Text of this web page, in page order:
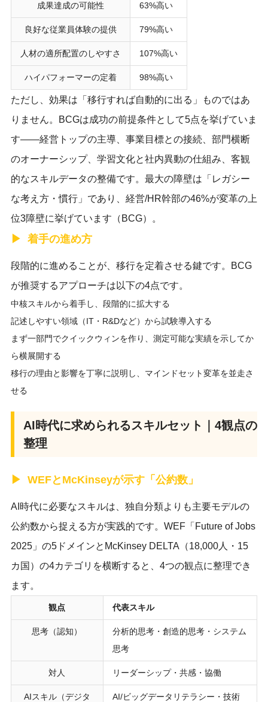
成果達成の可能性 63%高い
良好な従業員体験の提供 79%高い
人材の適所配置のしやすさ 107%高い
ハイパフォーマーの定着 98%高い
ただし、効果は「移行すれば自動的に出る」ものではあ
りません。BCGは成功の前提条件として5点を挙げていま
す——経営トップの主導、事業目標との接続、部門横断
のオーナーシップ、学習文化と社内異動の仕組み、客観
的なスキルデータの整備です。最大の障壁は「レガシー
な考え方・慣行」であり、経営/HR幹部の46%が変革の上
位3障壁に挙げています（BCG）。
着手の進め方
段階的に進めることが、移行を定着させる鍵です。BCG
が推奨するアプローチは以下の4点です。
中核スキルから着手し、段階的に拡大する
記述しやすい領域（IT・R&Dなど）から試験導入する
まず一部門でクイックウィンを作り、測定可能な実績を示してか
ら横展開する
移行の理由と影響を丁寧に説明し、マインドセット変革を並走さ
せる
AI時代に求められるスキルセット｜4観点の
整理
WEFとMcKinseyが示す「公約数」
AI時代に必要なスキルは、独自分類よりも主要モデルの
公約数から捉える方が実践的です。WEF「Future of Jobs
2025」の5ドメインとMcKinsey DELTA（18,000人・15
カ国）の4カテゴリを横断すると、4つの観点に整理でき
ます。
観点 代表スキル
思考（認知）
分析的思考・創造的思考・システム
思考
対人 リーダーシップ・共感・協働
AIスキル（デジタ
AI/ビッグデータリテラシー・技術